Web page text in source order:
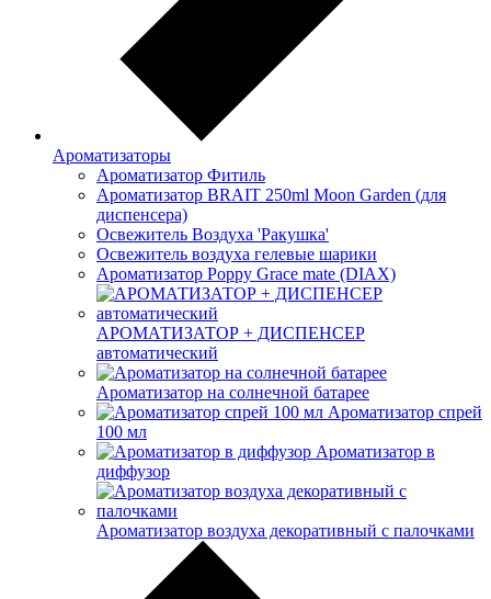
Ароматизаторы
Ароматизатор Фитиль
Ароматизатор BRAIT 250ml Moon Garden (для
диспенсера)
Освежитель Воздуха 'Ракушка'
Освежитель воздуха гелевые шарики
Ароматизатор Poppy Grace mate (DIAX)
АРОМАТИЗАТОР + ДИСПЕНСЕР
автоматический
Ароматизатор на солнечной батарее
Ароматизатор спрей
100 мл
Ароматизатор в
диффузор
Ароматизатор воздуха декоративный с палочками